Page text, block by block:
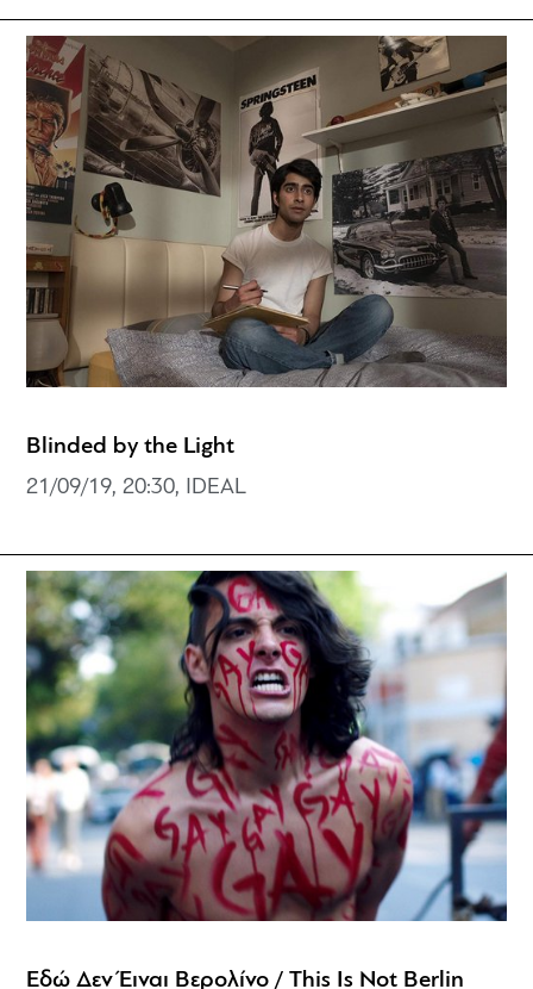
Blinded by the Light
21/09/19, 20:30, IDEAL
Εδώ Δεν Έιναι Βερολίνο / This Is Not Berlin